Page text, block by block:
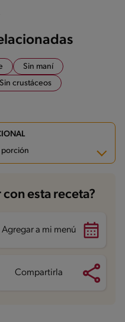
Sin maní
Sin crustáceos
porción
esta receta?
Agregar a mi menú
Compartirla